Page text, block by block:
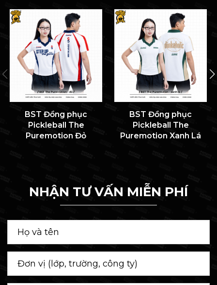
BST Đồng phục
Pickleball The
Puremotion Đỏ
BST Đồng phục
Pickleball The
Puremotion Xanh Lá
NHẬN TƯ VẤN MIỄN PHÍ